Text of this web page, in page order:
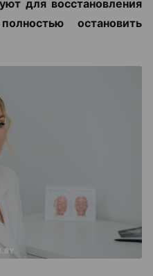
для восстановления
остановить